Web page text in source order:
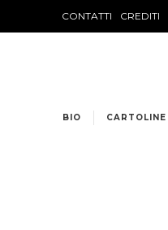
CONTATTI CREDITI
BIO CARTOLINE